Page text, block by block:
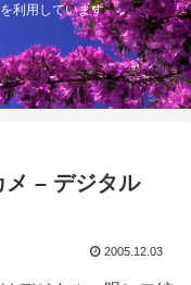
利用しています
– デジタル
2005.12.03